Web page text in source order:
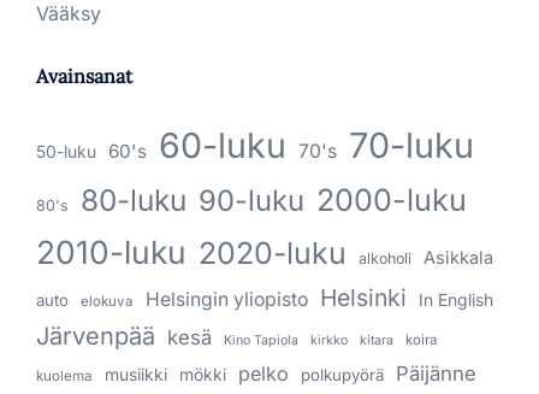
Vääksy
Avainsanat
50-luku 60's 60-luku 70's 70-luku
80's 80-luku 90-luku 2000-luku
2010-luku 2020-luku alkoholi Asikkala
auto elokuva Helsingin yliopisto Helsinki In English
Järvenpää kesä Kino Tapiola kirkko kitara koira
kuolema musiikki mökki pelko polkupyörä Päijänne